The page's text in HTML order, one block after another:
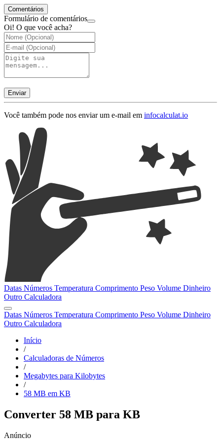
Comentários
Formulário de comentários
Oi! O que você acha?
Enviar
Você também pode nos enviar um e-mail em infocalculat.io
Datas Números Temperatura Comprimento Peso Volume Dinheiro
Outro Calculadora
Datas Números Temperatura Comprimento Peso Volume Dinheiro
Outro Calculadora
Início
/
Calculadoras de Números
/
Megabytes para Kilobytes
/
58 MB em KB
Converter 58 MB para KB